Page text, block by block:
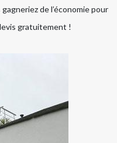
de l’économie pour
gratuitement !